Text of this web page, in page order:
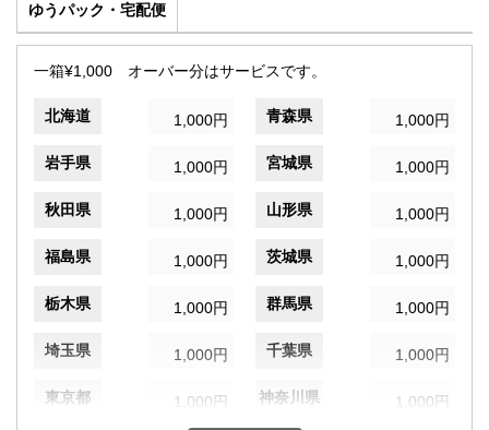
ゆうパック・宅配便
一箱¥1,000 オーバー分はサービスです。
北海道 1,000円 青森県 1,000円
岩手県 1,000円 宮城県 1,000円
秋田県 1,000円 山形県 1,000円
福島県 1,000円 茨城県 1,000円
栃木県 1,000円 群馬県 1,000円
埼玉県 1,000円 千葉県 1,000円
東京都 1,000円 神奈川県 1,000円